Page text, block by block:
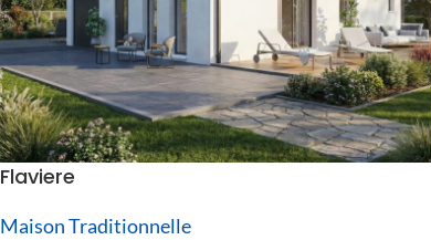
Flaviere
Maison Traditionnelle